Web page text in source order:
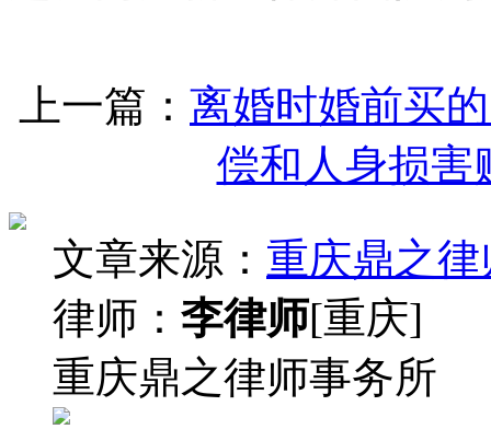
上一篇： 离婚时婚前买
偿和人身损害
文章来源： 重庆鼎之
律师： 李律师[重庆]
重庆鼎之律师事务所